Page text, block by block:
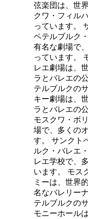
弦楽団は、世
クワ・フィル
っています。
ペテルブルク
有名な劇場で
っています。
レエ劇場は、
ラとバレエの
テルブルクの
キー劇場は、
ラとバレエの
モスクワ・ボ
場で、多くの
す。 サンクト
ルク・バレエ
レエ学校で、
います。 モス
ミーは、世界
名なバレリー
テルブルクの
モニーホール